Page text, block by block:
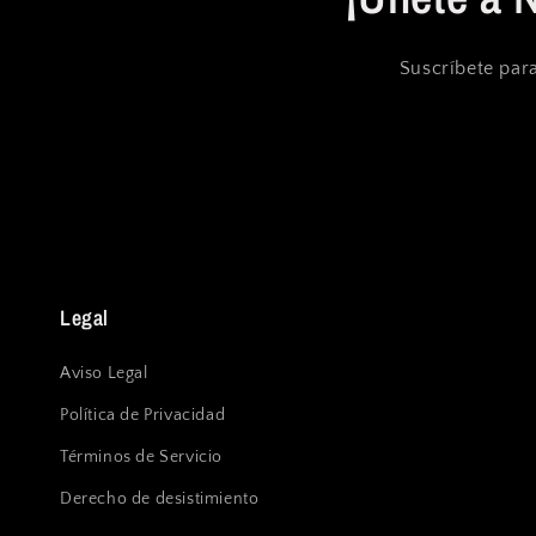
Suscríbete
Legal
Aviso Legal
Política de Privacidad
Términos de Servicio
Derecho de desistimiento